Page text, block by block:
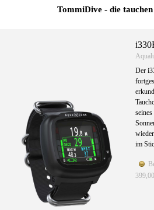
Direkt zum SeiteninhaltTommiDive - die
Der
im